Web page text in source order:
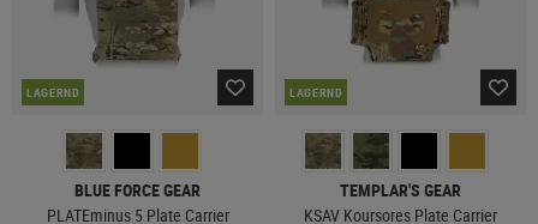
LAGERND
BLUE FORCE GEAR
PLATEminus 5 Plate Carrier
LAGERND
TEMPLAR'S GEAR
KSAV Koursores Plate Carrier